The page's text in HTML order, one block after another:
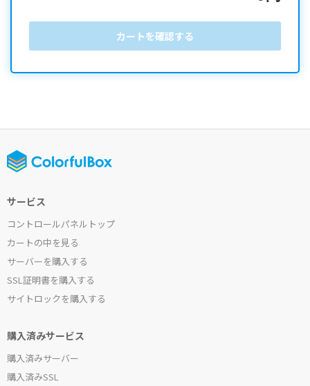
カートを確認する
サービス
コントロールパネルトップ
カートの中を見る
サーバーを購入する
SSL証明書を購入する
サイトロックを購入する
購入済みサービス
購入済みサーバー
購入済みSSL